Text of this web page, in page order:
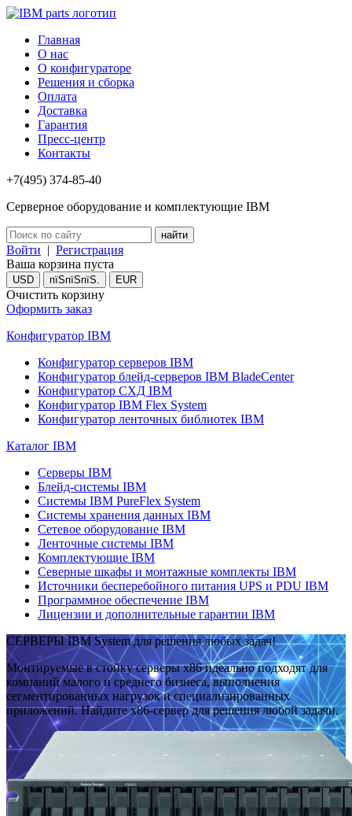
Главная
О нас
О конфигураторе
Решения и сборка
Оплата
Доставка
Гарантия
Пресс-центр
Контакты
+7(495) 374-85-40
Серверное оборудование и комплектующие IBM
Войти | Регистрация
Ваша корзина пуста
USD пїЅпїЅпїЅ. EUR
Очистить корзину
Оформить заказ
Конфигуратор IBM
Конфигуратор серверов IBM
Конфигуратор блейд-серверов IBM BladeCenter
Конфигуратор СХД IBM
Конфигуратор IBM Flex System
Конфигуратор ленточных библиотек IBM
Каталог IBM
Серверы IBM
Блейд-системы IBM
Системы IBM PureFlex System
Системы хранения данных IBM
Сетевое оборудование IBM
Ленточные системы IBM
Комплектующие IBM
Северные шкафы и монтажные комплекты IBM
Источники бесперебойного питания UPS и PDU IBM
Программное обеспечение IBM
Лицензии и дополнительные гарантии IBM
СЕРВЕРЫ IBM System для решения любых задач!
Монтируемые в стойку серверы x86 идеально подходят для
компаний малого и среднего бизнеса, выполнения
сегментированных нагрузок и специализированных
приложений. Найдите x86-сервер для решения любой задачи.